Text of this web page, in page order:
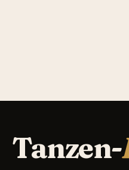
Tanzen-